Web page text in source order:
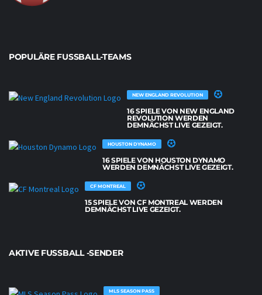
POPULÄRE FUSSBALL-TEAMS
NEW ENGLAND REVOLUTION
16 SPIELE VON NEW ENGLAND
REVOLUTION WERDEN
DEMNÄCHST LIVE GEZEIGT.
HOUSTON DYNAMO
16 SPIELE VON HOUSTON DYNAMO
WERDEN DEMNÄCHST LIVE GEZEIGT.
CF MONTREAL
15 SPIELE VON CF MONTREAL WERDEN
DEMNÄCHST LIVE GEZEIGT.
AKTIVE FUSSBALL -SENDER
MLS SEASON PASS